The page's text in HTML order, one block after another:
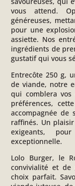
vous attend.
généreuses,
pour une
assiette. Nos
ingrédients de
gustatif qui vous
Entrecôte 250 g,
de viande, notre
qui comblera
préférences,
accompagnée de
raffinés. Un
exigeants,
exceptionnelle.
Lolo Burger, le
convivialité et de
choix parfait.